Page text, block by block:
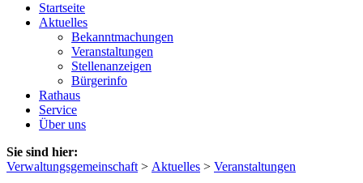
Startseite
Aktuelles
Bekanntmachungen
Veranstaltungen
Stellenanzeigen
Bürgerinfo
Rathaus
Service
Über uns
Sie sind hier:
Verwaltungsgemeinschaft > Aktuelles > Veranstaltungen